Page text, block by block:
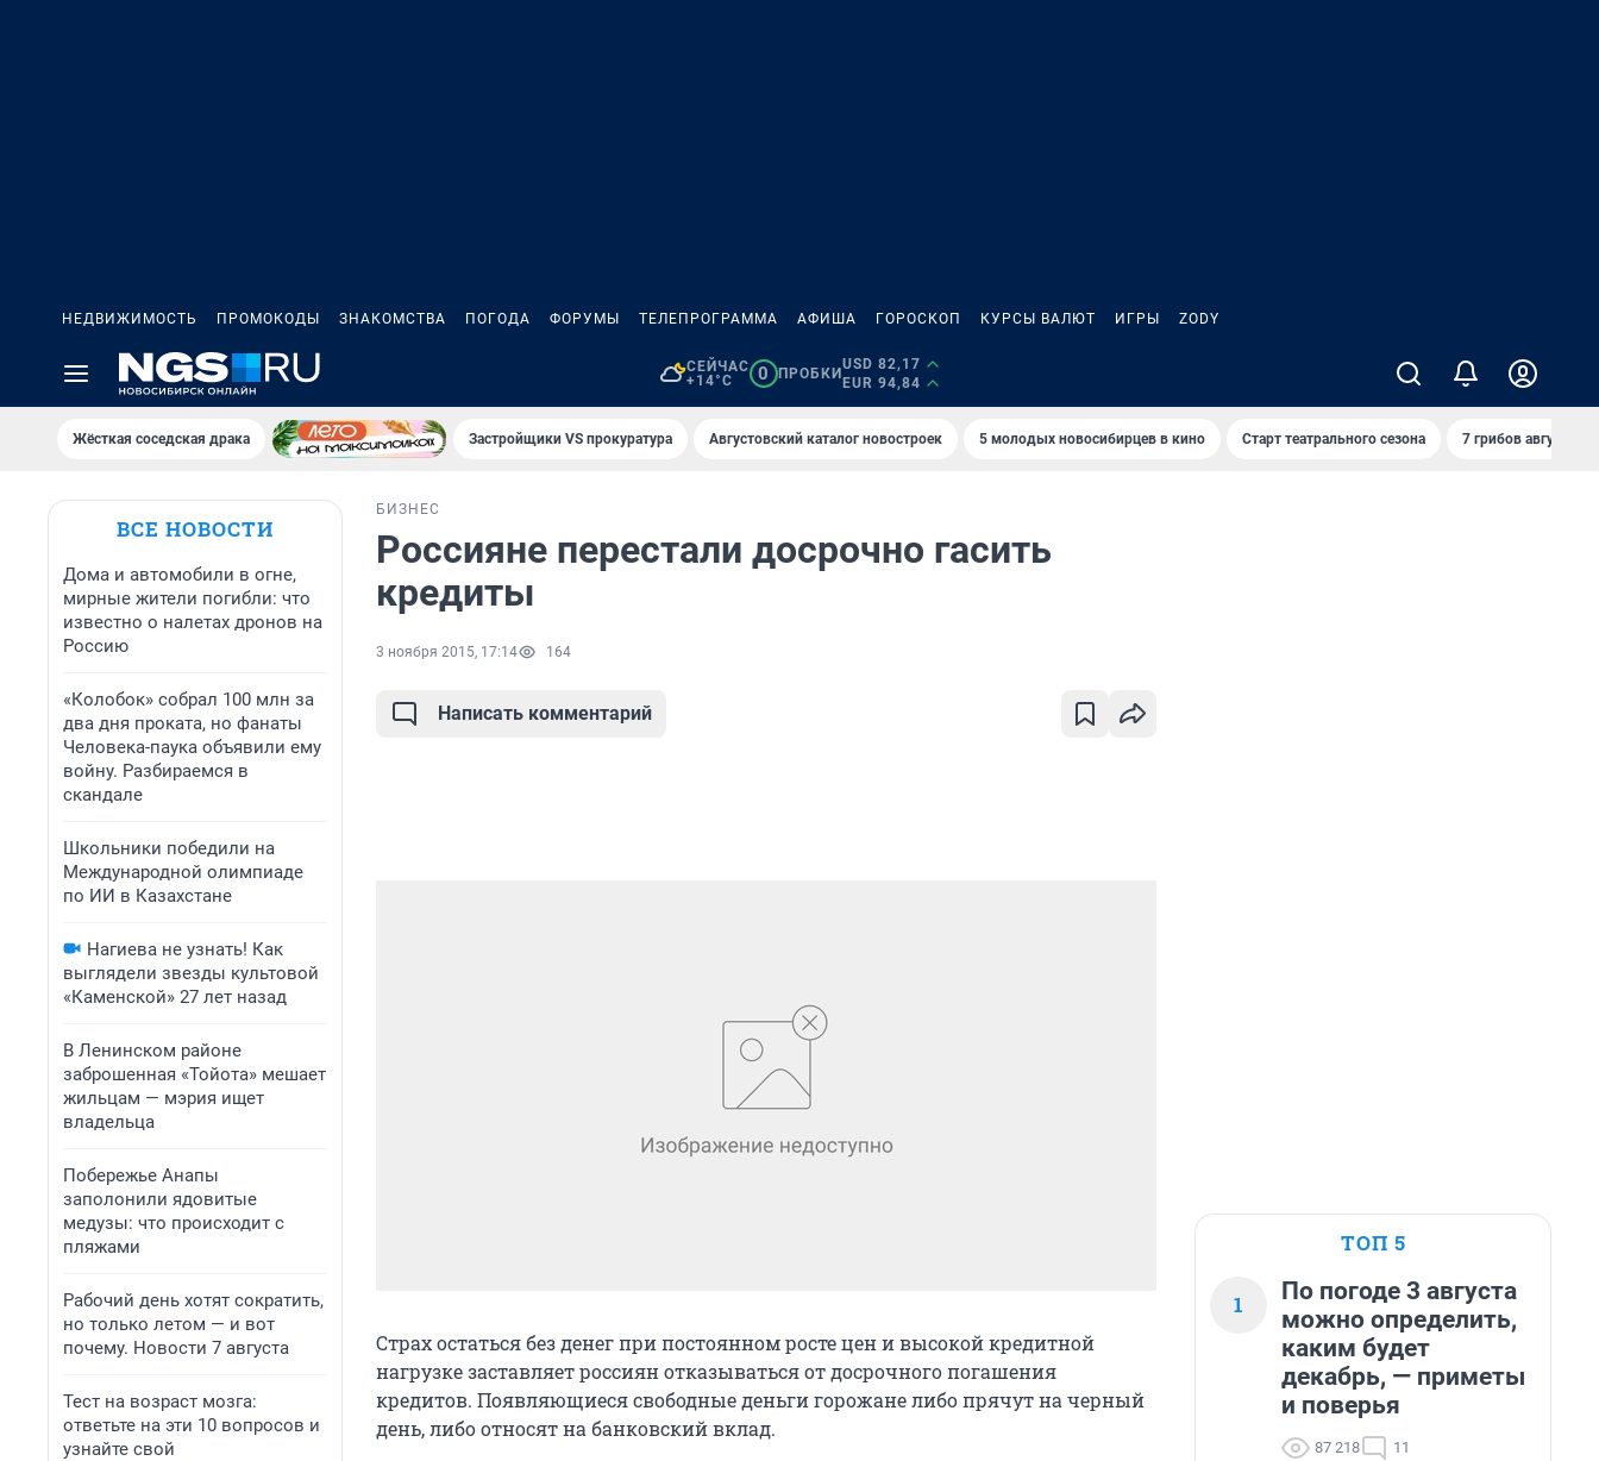
НЕДВИЖИМОСТЬ ПРОМОКОДЫ ЗНАКОМСТВА ПОГОДА ФОРУМЫ ТЕЛЕПРОГРАММА АФИША ГОРОСКОП КУРСЫ ВАЛЮТ ИГРЫ ZODY
СЕЙЧАС
+14°C
0 ПРОБКИ
USD 82,17
EUR 94,84
Жёсткая соседская драка Застройщики VS прокуратура Августовский каталог новостроек 5 молодых новосибирцев в кино Старт театрального сезона 7 грибов августа
ВСЕ НОВОСТИ
Дома и автомобили в огне,
мирные жители погибли: что
известно о налетах дронов на
Россию
«Колобок» собрал 100 млн за
два дня проката, но фанаты
Человека-паука объявили ему
войну. Разбираемся в
скандале
Школьники победили на
Международной олимпиаде
по ИИ в Казахстане
Нагиева не узнать! Как
выглядели звезды культовой
«Каменской» 27 лет назад
В Ленинском районе
заброшенная «Тойота» мешает
жильцам — мэрия ищет
владельца
Побережье Анапы
заполонили ядовитые
медузы: что происходит с
пляжами
Рабочий день хотят сократить,
но только летом — и вот
почему. Новости 7 августа
Тест на возраст мозга:
ответьте на эти 10 вопросов и
узнайте свой
БИЗНЕС
Россияне перестали досрочно гасить
кредиты
3 ноября 2015, 17:14 164
Написать комментарий
Страх остаться без денег при постоянном росте цен и высокой кредитной
нагрузке заставляет россиян отказываться от досрочного погашения
кредитов. Появляющиеся свободные деньги горожане либо прячут на черный
день, либо относят на банковский вклад.
ТОП 5
1
По погоде 3 августа
можно определить,
каким будет
декабрь, — приметы
и поверья
87 218 11